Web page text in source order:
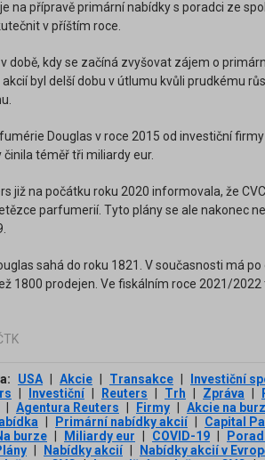
na přípravě primární nabídky s poradci ze
v příštím roce.
době, kdy se začíná zvyšovat zájem o
byl delší dobu v útlumu kvůli prudkému
Douglas v roce 2015 od investiční
téměř tři miliardy eur.
již na počátku roku 2020 informovala, že
parfumerií. Tyto plány se ale nakonec
sahá do roku 1821. V současnosti má po
1800 prodejen. Ve fiskálním roce 2021/
USA Akcie Transakce
Investiční
Investiční Reuters Trh Zpráva
Agentura Reuters Firmy
Akcie na
Primární nabídky akcií
Capital
burze Miliardy eur COVID-19
Nabídky akcií
Nabídky akcií v